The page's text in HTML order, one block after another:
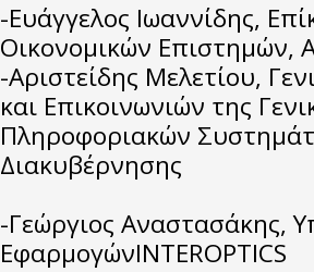
-Ευάγγελος Ιωαννίδης,
Οικονομικών Επιστημών,
-Αριστείδης Μελετίου,
και Επικοινωνιών της
Πληροφοριακών
Διακυβέρνησης
-Γεώργιος Αναστασάκης,
ΕφαρμογώνINTEROPTICS